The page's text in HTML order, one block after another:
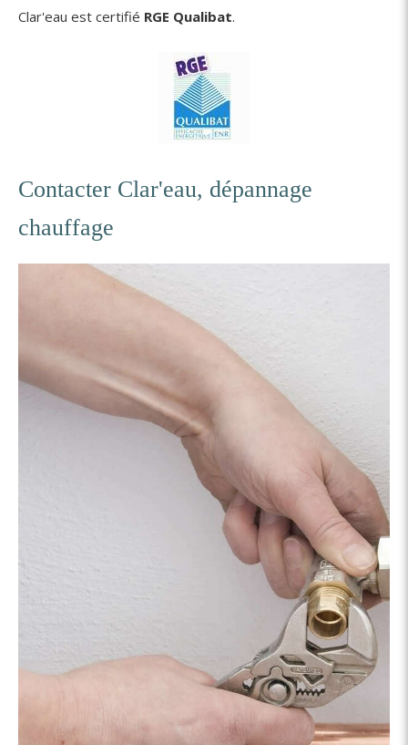
Clar'eau est certifié RGE Qualibat.
Contacter Clar'eau, dépannage
chauffage